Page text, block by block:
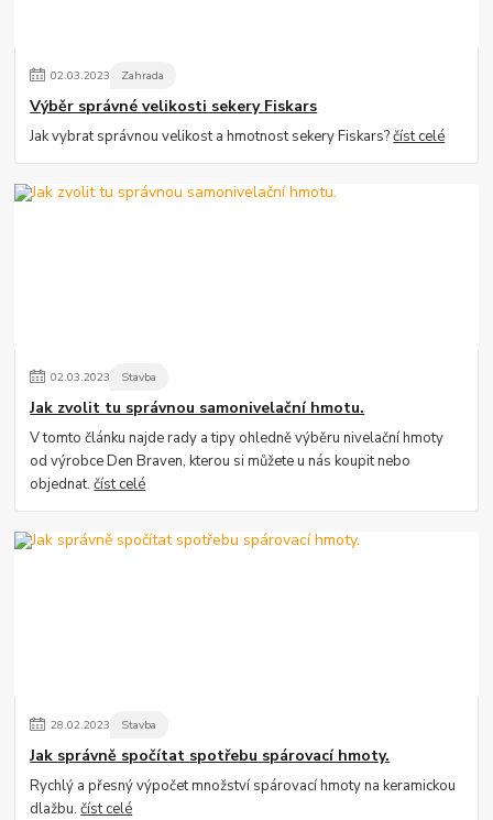
02.03.2023 Zahrada
Výběr správné velikosti sekery Fiskars
Jak vybrat správnou velikost a hmotnost sekery Fiskars?číst celé
02.03.2023 Stavba
Jak zvolit tu správnou samonivelační hmotu.
V tomto článku najde rady a tipy ohledně výběru nivelační hmoty
od výrobce Den Braven, kterou si můžete u nás koupit nebo
objednat.číst celé
28.02.2023 Stavba
Jak správně spočítat spotřebu spárovací hmoty.
Rychlý a přesný výpočet množství spárovací hmoty na keramickou
dlažbu.číst celé